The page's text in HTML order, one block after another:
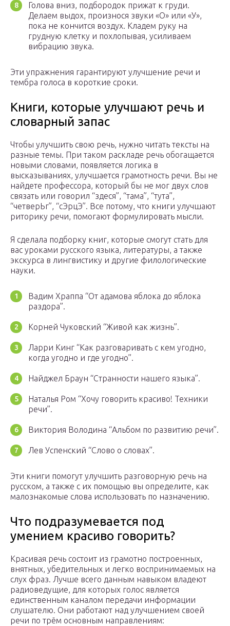
Голова вниз, подбородок прижат к груди.
Делаем выдох, произнося звуки «О» или «У»,
пока не кончится воздух. Кладем руку на
грудную клетку и похлопывая, усиливаем
вибрацию звука.
Эти упражнения гарантируют улучшение речи и
тембра голоса в короткие сроки.
Книги, которые улучшают речь и
словарный запас
Чтобы улучшить свою речь, нужно читать тексты на
разные темы. При таком раскладе речь обогащается
новыми словами, появляется логика в
высказываниях, улучшается грамотность речи. Вы не
найдете профессора, который бы не мог двух слов
связать или говорил “здеся”, “тама”, “тута”,
“четверЬг”, “сЭрцЭ”. Все потому, что книги улучшают
риторику речи, помогают формулировать мысли.
Я сделала подборку книг, которые смогут стать для
вас уроками русского языка, литературы, а также
экскурса в лингвистику и другие филологические
науки.
Вадим Храппа “От адамова яблока до яблока
раздора”.
Корней Чуковский “Живой как жизнь”.
Ларри Кинг “Как разговаривать с кем угодно,
когда угодно и где угодно”.
Найджел Браун “Странности нашего языка”.
Наталья Ром “Хочу говорить красиво! Техники
речи”.
Виктория Володина “Альбом по развитию речи”.
Лев Успенский “Слово о словах”.
Эти книги помогут улучшить разговорную речь на
русском, а также с их помощью вы определите, как
малознакомые слова использовать по назначению.
Что подразумевается под
умением красиво говорить?
Красивая речь состоит из грамотно построенных,
внятных, убедительных и легко воспринимаемых на
слух фраз. Лучше всего данным навыком владеют
радиоведущие, для которых голос является
единственным каналом передачи информации
слушателю. Они работают над улучшением своей
речи по трём основным направлениям: